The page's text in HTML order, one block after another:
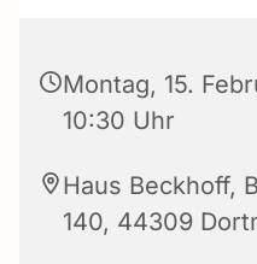
Montag, 15.
10:30 Uhr
Haus Beckhoff,
140, 44309